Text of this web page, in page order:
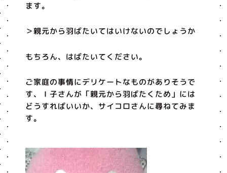
ます。
＞親元から羽ばたいてはいけないのでしょうか
もちろん、はばたいてください。
ご家庭の事情にデリケートなものがありそうで
す、Ｉ子さんが「親元から羽ばたくため」には
どうすればいいか、サイコロさんに尋ねてみま
す。